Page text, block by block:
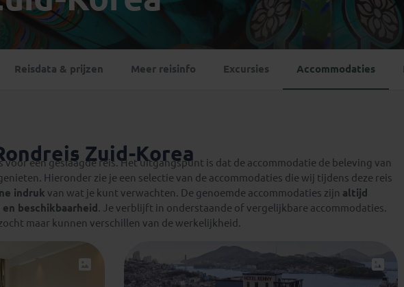
Tanzania
(1)
Mexico
Suriname(1)
Kroatië
(2)
Noord-Macedonië(1)
Reisdata & prijzen Meer reisinfo Excursies Accommodaties
Zuid-Korea
voor een geslaagde reis. Het uitgangspunt is dat de accommodatie de beleving van
Hieronder zie je een selectie van de accommodaties die wij tijdens deze reis
indruk van wat je kunt verwachten. De genoemde accommodaties zijn altijd
beschikbaarheid . Je verblijft in onderstaande of vergelijkbare accommodaties.
maar kunnen verschillen van de werkelijkheid.